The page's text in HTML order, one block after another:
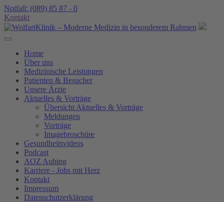
Notfall: (089) 85 87 - 0
Kontakt
Home
Über uns
Medizinische Leistungen
Patienten & Besucher
Unsere Ärzte
Aktuelles & Vorträge
Übersicht Aktuelles & Vorträge
Meldungen
Vorträge
Imagebroschüre
Gesundheits­videos
Podcast
AOZ Aubing
Karriere - Jobs mit Herz
Kontakt
Impressum
Datenschutzerklärung